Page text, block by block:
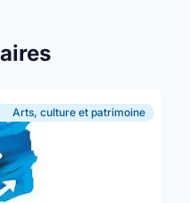
Arts, culture et patrimoine